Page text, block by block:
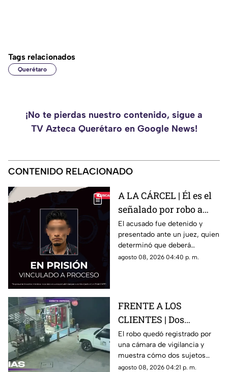
Tags relacionados
Querétaro
¡No te pierdas nuestro contenido, sigue a
TV Azteca Querétaro en Google News!
CONTENIDO RELACIONADO
A LA CÁRCEL | Él es el
señalado por robo a
una casa en Santa Rosa
Jáuregui
El acusado fue detenido y
presentado ante un juez, quien
determinó que deberá
permanecer en prisión
agosto 08, 2026 04:40 p. m.
FRENTE A LOS
CLIENTES | Dos
hombres enc4ñonan a
conductor y se llevan
su camioneta
El robo quedó registrado por
una cámara de vigilancia y
muestra cómo dos sujetos
obligaron a un conductor y a
agosto 08, 2026 04:21 p. m.